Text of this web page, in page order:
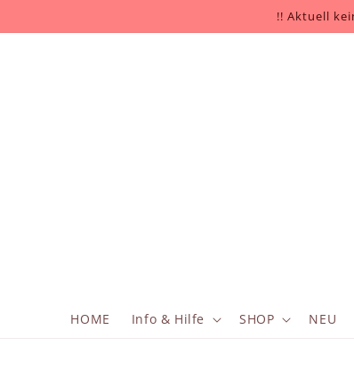
!! Aktuell
HOME Info & Hilfe SHOP NEU